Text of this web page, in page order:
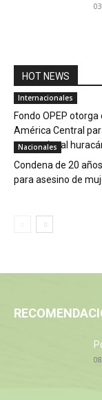
HOT NEWS
Internacionales
Fondo OPEP otorga
América Central
responder al
Nacionales
Condena de 20
para asesino de